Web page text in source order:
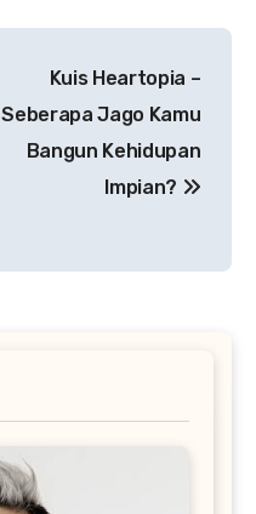
Kuis Heartopia –
Seberapa Jago Kamu
Bangun Kehidupan
Impian?